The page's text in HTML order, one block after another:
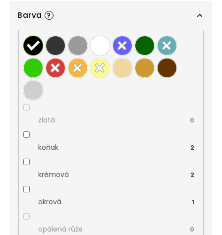
Barva ?
zlatá 0
koňak 2
krémová 2
okrová 1
opálená růže 0